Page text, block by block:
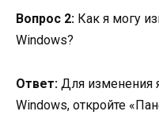
Вопрос 2: Как я могу
Windows?
Ответ: Для изменения
Windows, откройте